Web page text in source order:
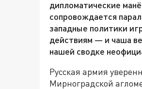
дипломатические
сопровождается
западные политики
действиям — и чаша
нашей сводке
Русская армия
Мирноградской